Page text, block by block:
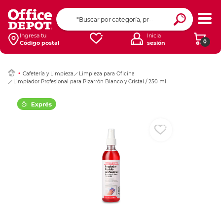
Ingresa tu
Código postal
0
Inicia
sesión
Cafetería y Limpieza
Limpieza para Oficina
Limpiador Profesional para Pizarrón Blanco y Cristal / 250 ml
Ingresar Codigo